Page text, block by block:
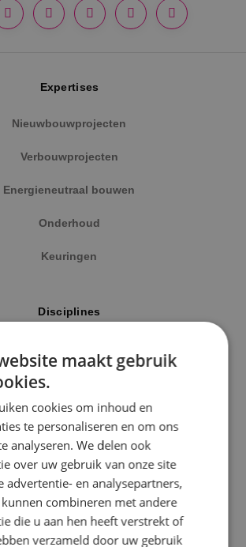
Kaatsheuvel
Sprundel
Beveiligingstechniek
Elektrotechniek
Energietechniek
Expertises
Nieuwbouwprojecten
Verbouwprojecten
Energieneutraal bouwen
Onderhoud
Keuringen
Disciplines
Werktuigbouwkunde
Energietechniek
Beveiligingstechniek
Uitgelicht
Klimaatinstallaties
maakt gebruik
cookies om inhoud en
te personaliseren en om ons
analyseren. We delen ook
over uw gebruik van onze site
advertentie- en analysepartners,
kunnen combineren met andere
die u aan hen heeft verstrekt of
verzameld door uw gebruik